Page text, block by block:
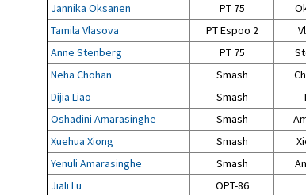
Jannika Oksanen
PT 75
Tamila Vlasova
PT Espoo 2
Anne Stenberg
PT 75
Neha Chohan
Smash
Dijia Liao
Smash
Oshadini Amarasinghe
Smash
Xuehua Xiong
Smash
Yenuli Amarasinghe
Smash
Jiali Lu
OPT-86